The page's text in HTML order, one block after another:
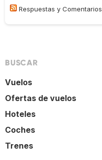
Respuestas y Comentarios
BUSCAR
Vuelos
Ofertas de vuelos
Hoteles
Coches
Trenes